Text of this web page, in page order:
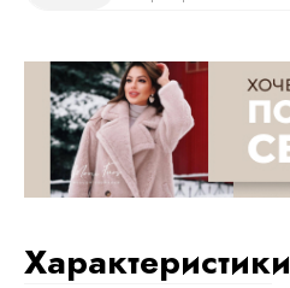
Характеристики